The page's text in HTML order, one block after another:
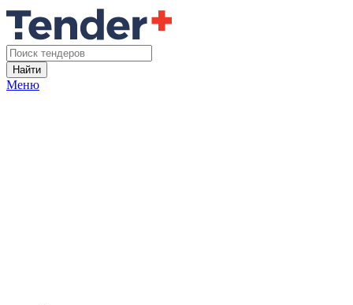
Найти
Меню